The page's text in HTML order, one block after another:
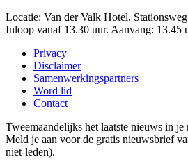
Locatie: Van der Valk Hotel,
Inloop vanaf 13.30 uur. Aanvang: 13.45
Privacy
Disclaimer
Samenwerkingspartners
Word lid
Contact
Tweemaandelijks het laatste nieuws in je
Meld je aan voor de gratis nieuwsbrief
niet-leden).